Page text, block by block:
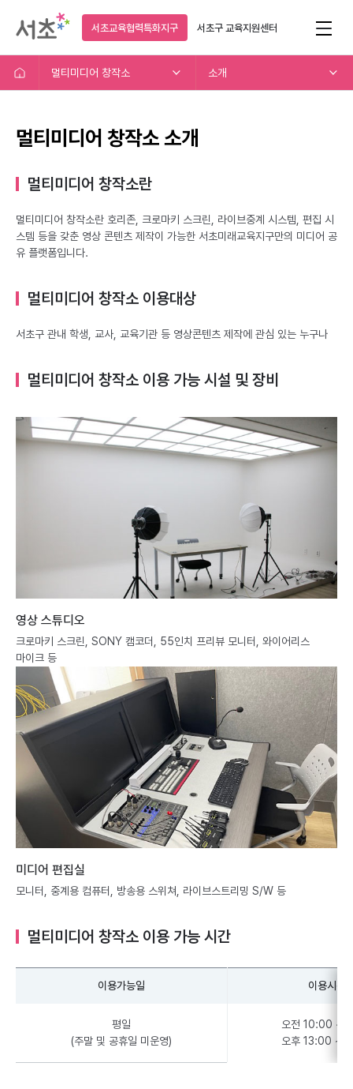
서초교육협력특화지구 서초구교육지원센터
멀티미디어 창작소 소개
멀티미디어 창작소 소개
멀티미디어 창작소란
멀티미디어 창작소란 호리존, 크로마키 스크린, 라이브중계 시스템, 편집 시
스템 등을 갖춘 영상 콘텐츠 제작이 가능한 서초미래교육지구만의 미디어 공
유 플랫폼입니다.
멀티미디어 창작소 이용대상
서초구 관내 학생, 교사, 교육기관 등 영상콘텐츠 제작에 관심 있는 누구나
멀티미디어 창작소 이용 가능 시설 및 장비
영상 스튜디오
크로마키 스크린, SONY 캠코더, 55인치 프리뷰 모니터, 와이어리스
마이크 등
미디어 편집실
모니터, 중계용 컴퓨터, 방송용 스위쳐, 라이브스트리밍 S/W 등
멀티미디어 창작소 이용 가능 시간
이용가능일 이용시간
평일
(주말 및 공휴일 미운영)
오전 10:00 ~
오후 13:00 ~